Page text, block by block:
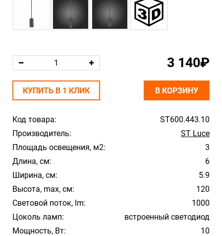
Код товара:
ST600.443.10
Производитель:
ST Luce
Площадь освещения, м2:
3
Длина, см:
6
Ширина, см:
5.9
Высота, max, см:
120
Световой поток, lm:
1000
Цоколь ламп:
встроенный светодиод
Мощность, Вт:
10
3 140₽
КУПИТЬ В 1 КЛИК В КОРЗИНУ